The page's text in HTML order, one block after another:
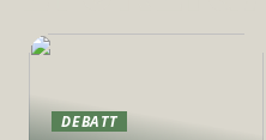
DEBATT